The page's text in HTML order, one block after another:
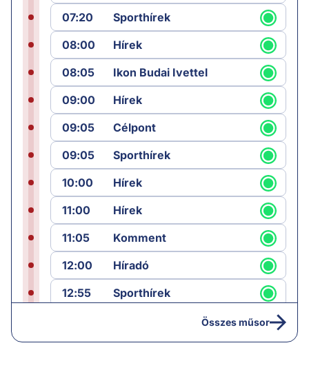
07:20
Sporthírek
08:00
Hírek
08:05
Ikon Budai Ivettel
09:00
Hírek
09:05
Célpont
09:05
Sporthírek
10:00
Hírek
11:00
Hírek
11:05
Komment
12:00
Híradó
12:55
Sporthírek
Összes műsor